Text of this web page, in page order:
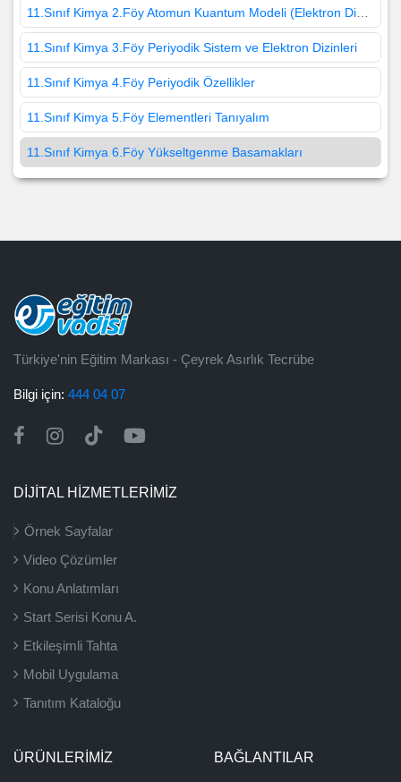
11.Sınıf Kimya 3.Föy Periyodik Sistem ve Elektron Dizinleri
11.Sınıf Kimya 4.Föy Periyodik Özellikler
11.Sınıf Kimya 5.Föy Elementleri Tanıyalım
11.Sınıf Kimya 6.Föy Yükseltgenme Basamakları
Türkiye'nin Eğitim Markası - Çeyrek Asırlık Tecrübe
Bilgi için: 444 04 07
DİJİTAL HİZMETLERİMİZ
Örnek Sayfalar
Video Çözümler
Konu Anlatımları
Start Serisi Konu A.
Etkileşimli Tahta
Mobil Uygulama
Tanıtım Kataloğu
ÜRÜNLERIMIZ BAĞLANTILAR